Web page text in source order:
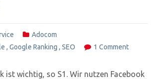
Adocom
, Google Ranking , SEO 1 Comment
ist wichtig, so S1. Wir nutzen Facebook